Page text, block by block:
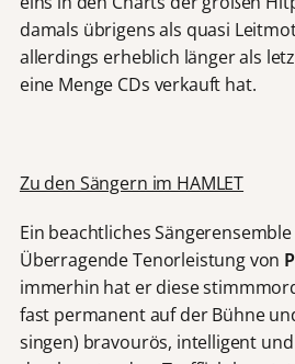
damals übrigens als quasi
allerdings erheblich länger als
eine Menge CDs verkauft hat.
Zu den Sängern im HAMLET
Ein beachtliches
Überragende Tenorleistung von
immerhin hat er diese
fast permanent auf der Bühne
singen) bravourös, intelligent